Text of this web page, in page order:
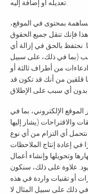
بمحتوى في الموقع،
فإنك تنقل جميع الحقوق
نحتفظ بالحق في إزالة أي
(بما في ذلك، على سبيل
من أطراف ثالثة أو
قلقين من أنك قد تكون قد
الموقع الإلكتروني، بما في
والاقتراحات (يشار إليها
أي التزام من أي نوع
في إعادة إنتاج الملاحظات
وتحويلها وإنشاء أعمال
علاوة على ذلك، سنكون
أو تقنيات واردة في هذه
ذلك على سبيل المثال لا